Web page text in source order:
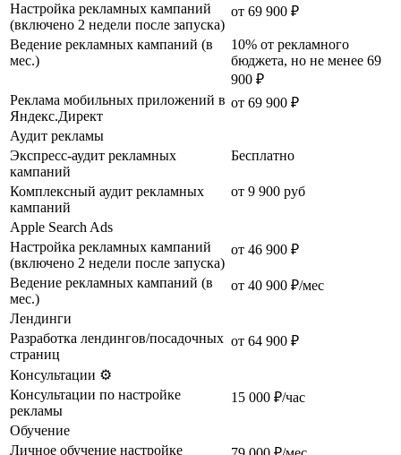
Настройка рекламных кампаний
(включено 2 недели после запуска)
от 69 900 ₽
Ведение рекламных кампаний (в
мес.)
10% от рекламного
бюджета, но не менее 69
900 ₽
Реклама мобильных приложений в
Яндекс.Директ
от 69 900 ₽
Аудит рекламы
Экспресс-аудит рекламных
кампаний
Бесплатно
Комплексный аудит рекламных
кампаний
от 9 900 руб
Apple Search Ads
Настройка рекламных кампаний
(включено 2 недели после запуска)
от 46 900 ₽
Ведение рекламных кампаний (в
мес.)
от 40 900 ₽/мес
Лендинги
Разработка лендингов/посадочных
страниц
от 64 900 ₽
Консультации ⚙️
Консультации по настройке
рекламы
15 000 ₽/час
Обучение
Личное обучение настройке